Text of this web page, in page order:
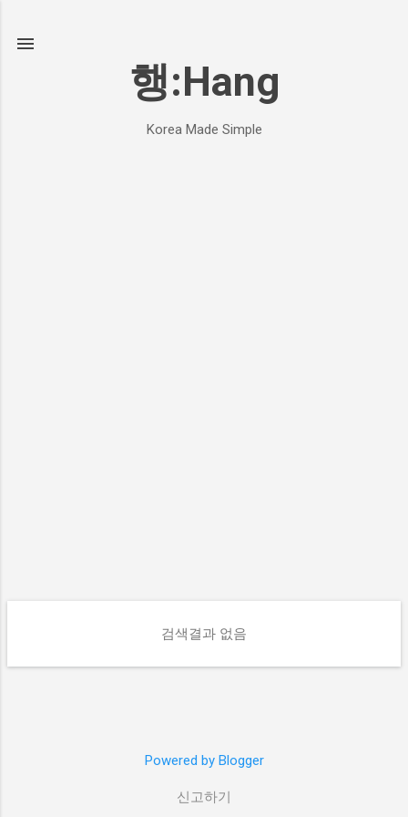
행:Hang
Korea Made Simple
검색결과 없음
Powered by Blogger
신고하기